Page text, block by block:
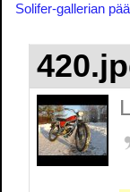
Solifer-gallerian